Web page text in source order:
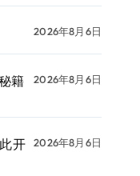
2026年8月6日
籍
2026年8月6日
开
2026年8月6日